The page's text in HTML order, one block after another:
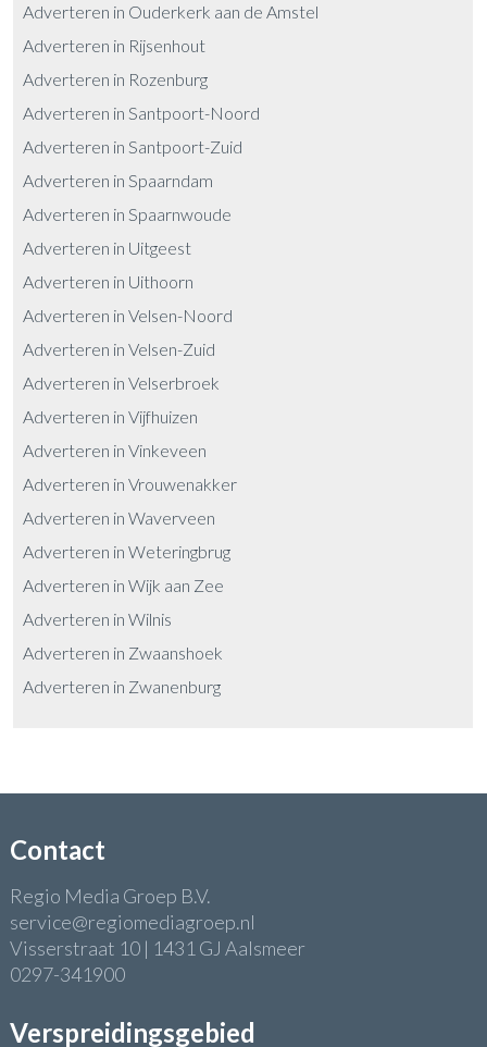
Adverteren in Ouderkerk aan de Amstel
Adverteren in Rijsenhout
Adverteren in Rozenburg
Adverteren in Santpoort-Noord
Adverteren in Santpoort-Zuid
Adverteren in Spaarndam
Adverteren in Spaarnwoude
Adverteren in Uitgeest
Adverteren in Uithoorn
Adverteren in Velsen-Noord
Adverteren in Velsen-Zuid
Adverteren in Velserbroek
Adverteren in Vijfhuizen
Adverteren in Vinkeveen
Adverteren in Vrouwenakker
Adverteren in Waverveen
Adverteren in Weteringbrug
Adverteren in Wijk aan Zee
Adverteren in Wilnis
Adverteren in Zwaanshoek
Adverteren in Zwanenburg
Contact
Regio Media Groep B.V.
service@regiomediagroep.nl
Visserstraat 10 | 1431 GJ Aalsmeer
0297-341900
Verspreidingsgebied